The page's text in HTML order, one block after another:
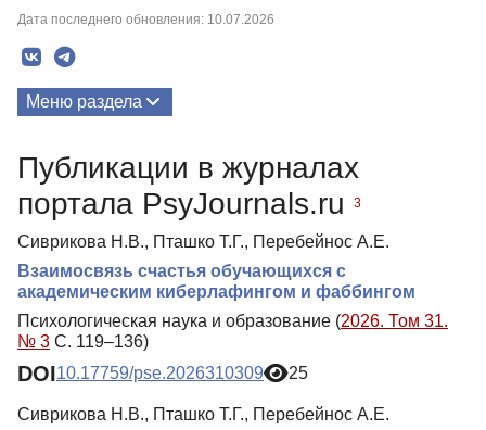
Дата последнего обновления: 10.07.2026
Меню раздела
Публикации в журналах
портала PsyJournals.ru
3
Сиврикова Н.В., Пташко Т.Г., Перебейнос А.Е.
Взаимосвязь счастья обучающихся с
академическим киберлафингом и фаббингом
Психологическая наука и образование (2026. Том 31.
№ 3 С. 119–136)
DOI10.17759/pse.2026310309 25
Сиврикова Н.В., Пташко Т.Г., Перебейнос А.Е.